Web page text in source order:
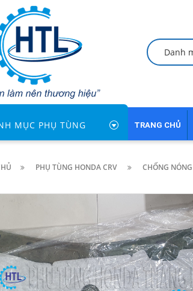
Danh
MỤC PHỤ TÙNG TRANG CHỦ
PHỤ TÙNG HONDA CRV CHỐNG